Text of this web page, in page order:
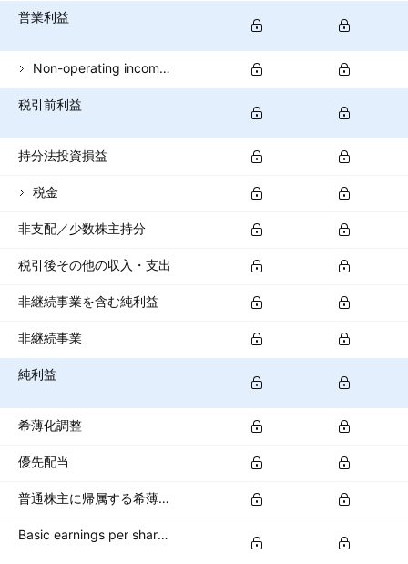
営業利益
Non-operating income (total)
税引前利益
持分法投資損益
税金
非支配／少数株主持分
税引後その他の収入・支出
非継続事業を含む純利益
非継続事業
純利益
希薄化調整
優先配当
普通株主に帰属する希薄化純利益
Basic earnings per share (basic EPS)